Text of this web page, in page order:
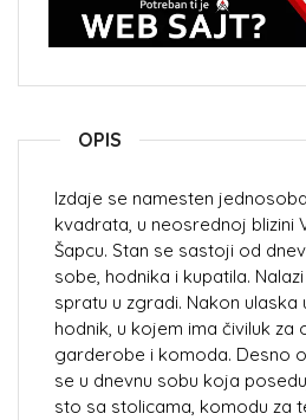
OPIS
Izdaje se namesten
kvadrata, u neosrednoj blizini
Šapcu. Stan se sastoji od
sobe, hodnika i kupatila.
spratu u zgradi. Nakon ulaska
hodnik, u kojem ima čiviluk za
garderobe i komoda. Desno
se u dnevnu sobu koja
sto sa stolicama, komodu za